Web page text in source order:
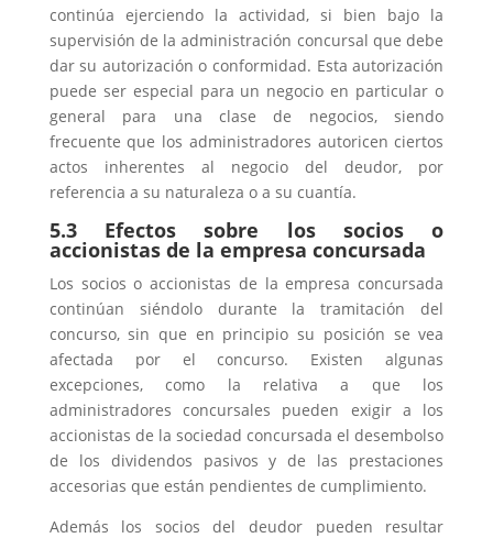
continúa ejerciendo la actividad, si bien bajo la
supervisión de la administración concursal que debe
dar su autorización o conformidad. Esta autorización
puede ser especial para un negocio en particular o
general para una clase de negocios, siendo
frecuente que los administradores autoricen ciertos
actos inherentes al negocio del deudor, por
referencia a su naturaleza o a su cuantía.
5.3 Efectos sobre los socios o
accionistas de la empresa concursada
Los socios o accionistas de la empresa concursada
continúan siéndolo durante la tramitación del
concurso, sin que en principio su posición se vea
afectada por el concurso. Existen algunas
excepciones, como la relativa a que los
administradores concursales pueden exigir a los
accionistas de la sociedad concursada el desembolso
de los dividendos pasivos y de las prestaciones
accesorias que están pendientes de cumplimiento.
Además los socios del deudor pueden resultar